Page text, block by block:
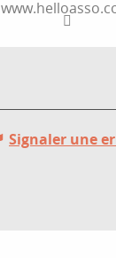
Signaler une